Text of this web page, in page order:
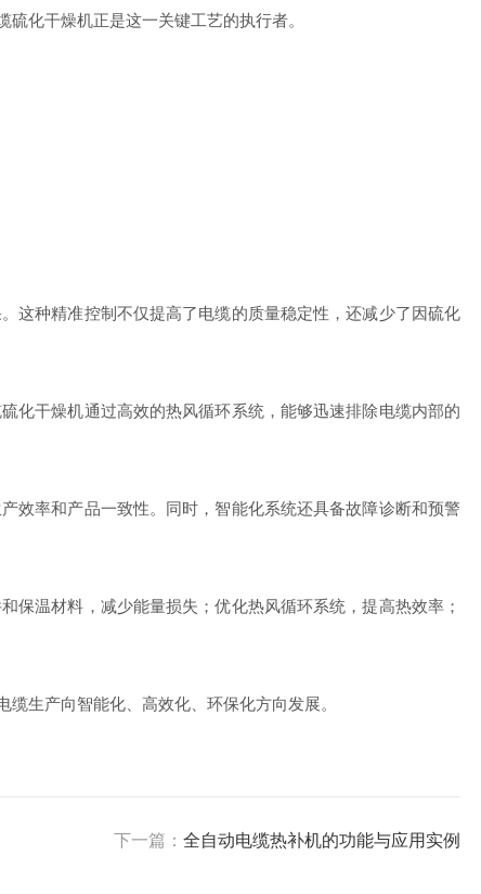
化干燥机正是这一关键工艺的执行者。
种精准控制不仅提高了电缆的质量稳定性，还减少了因硫化
干燥机通过高效的热风循环系统，能够迅速排除电缆内部的
率和产品一致性。同时，智能化系统还具备故障诊断和预警
温材料，减少能量损失；优化热风循环系统，提高热效率；
生产向智能化、高效化、环保化方向发展。
下一篇：全自动电缆热补机的功能与应用实例